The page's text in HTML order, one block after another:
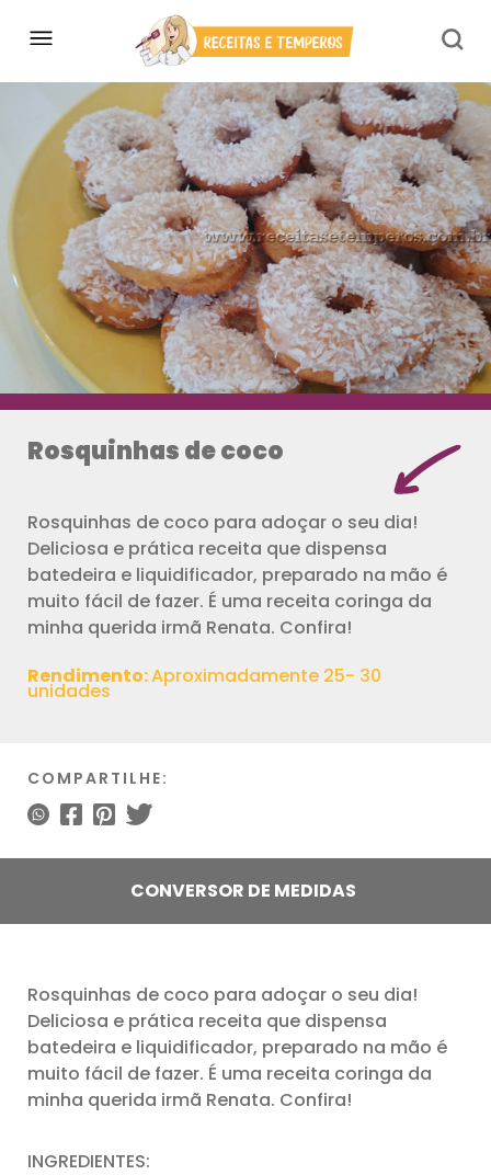
Rosquinhas de coco
Rosquinhas de coco para adoçar o seu dia!
Deliciosa e prática receita que dispensa
batedeira e liquidificador, preparado na mão é
muito fácil de fazer. É uma receita coringa da
minha querida irmã Renata. Confira!
Rendimento:Aproximadamente 25- 30
unidades
COMPARTILHE:
CONVERSOR DE MEDIDAS
Rosquinhas de coco para adoçar o seu dia!
Deliciosa e prática receita que dispensa
batedeira e liquidificador, preparado na mão é
muito fácil de fazer. É uma receita coringa da
minha querida irmã Renata. Confira!
INGREDIENTES: